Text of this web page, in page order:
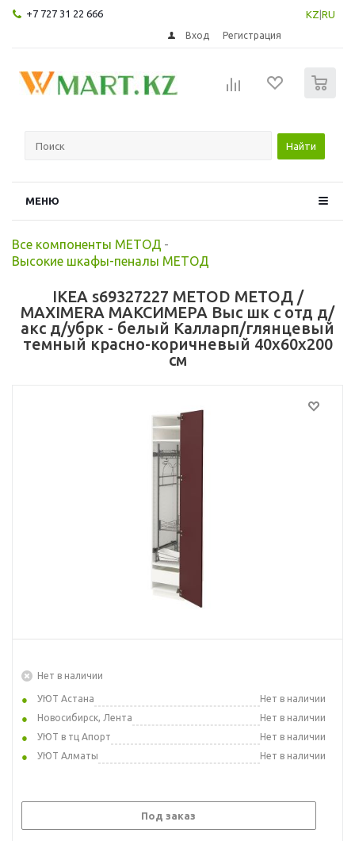
+7 727 31 22 666 KZ RU
Вход Регистрация
Найти
МЕНЮ
Все компоненты МЕТОД -
Высокие шкафы-пеналы МЕТОД
IKEA s69327227 METOD МЕТОД /
MAXIMERA МАКСИМЕРА Выс шк с отд д/
акс д/убрк - белый Калларп/глянцевый
темный красно-коричневый 40x60x200
см
Нет в наличии
УЮТ Астана
Нет в наличии
Новосибирск, Лента
Нет в наличии
УЮТ в тц Апорт
Нет в наличии
УЮТ Алматы
Нет в наличии
Под заказ